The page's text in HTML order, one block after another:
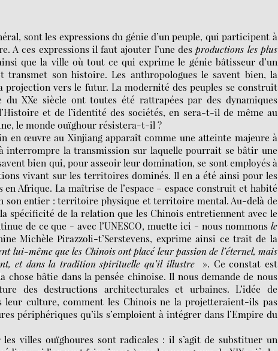
sont les expressions du génie d’un peuple, qui participent à
A ces expressions il faut ajouter l’une desproductions les plus
que la ville où tout ce qui exprime le génie bâtisseur d’un
transmet son histoire. Les anthropologues le savent bien, la
vers le futur. La modernité des peuples se construit
XXe siècle ont toutes été rattrapées par des dynamiques
et de l’identité des sociétés, en sera-t-il de même au
le monde ouïghour résistera-t-il ?
en œuvre au Xinjiang apparaît comme une atteinte majeure à
interrompre la transmission sur laquelle pourrait se bâtir une
bien qui, pour asseoir leur domination, se sont employés à
vivant sur les territoires dominés. Il en a été ainsi pour les
Afrique. La maîtrise de l’espace – espace construit et habité
entier : territoire physique et territoire mental. Au-delà de
spécificité de la relation que les Chinois entretiennent avec le
de ce que - avec l’UNESCO, muette ici - nous nommons le
Michèle Pirazzoli-t’Serstevens, exprime ainsi ce trait de la
lui-même que les Chinois ont placé leur passion de l’éternel, mais
et dans la tradition spirituelle qu’il illustre
». Ce constat est
bâtie dans la pensée chinoise. Il nous demande de nous
des destructions architecturales et urbaines. L’idée de
leur culture, comment les Chinois ne la projetteraient-ils pas
périphériques qu’ils s’emploient à intégrer dans l’Empire du
villes ouïghoures sont radicales : il s’agit de substituer un